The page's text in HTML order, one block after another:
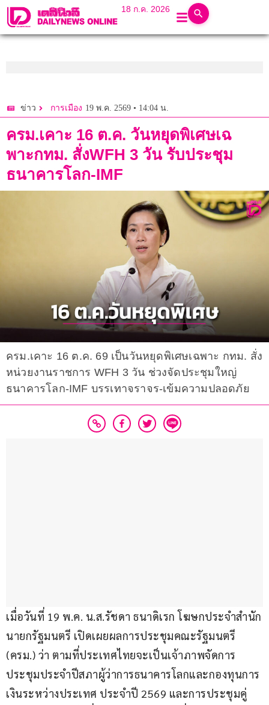
18 ก.ค. 2026
ข่าว การเมือง 19 พ.ค. 2569 • 14:04 น.
ครม.เคาะ 16 ต.ค. วันหยุดพิเศษเฉ
พาะกทม. สั่งWFH 3 วัน รับประชุม
ธนาคารโลก-IMF
ครม.เคาะ 16 ต.ค. 69 เป็นวันหยุดพิเศษเฉพาะ กทม. สั่ง
หน่วยงานราชการ WFH 3 วัน ช่วงจัดประชุมใหญ่
ธนาคารโลก-IMF บรรเทาจราจร-เข้มความปลอดภัย
เมื่อวันที่ 19 พ.ค. น.ส.รัชดา ธนาดิเรก โฆษกประจำสำนัก
นายกรัฐมนตรี เปิดเผยผลการประชุมคณะรัฐมนตรี
(ครม.) ว่า ตามที่ประเทศไทยจะเป็นเจ้าภาพจัดการ
ประชุมประจำปีสภาผู้ว่าการธนาคารโลกและกองทุนการ
เงินระหว่างประเทศ ประจำปี 2569 และการประชุมคู่